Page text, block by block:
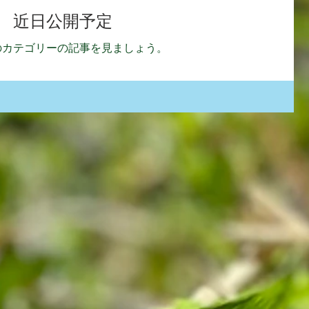
近日公開予定
テゴリーの記事を見ましょう。